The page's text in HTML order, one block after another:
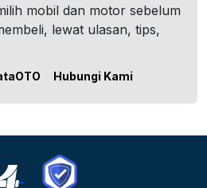
mobil dan motor sebelum
lewat ulasan, tips,
Hubungi Kami